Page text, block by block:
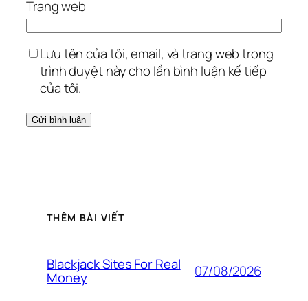
Trang web
Lưu tên của tôi, email, và trang web trong
trình duyệt này cho lần bình luận kế tiếp
của tôi.
THÊM BÀI VIẾT
Blackjack Sites For Real
Money 07/08/2026